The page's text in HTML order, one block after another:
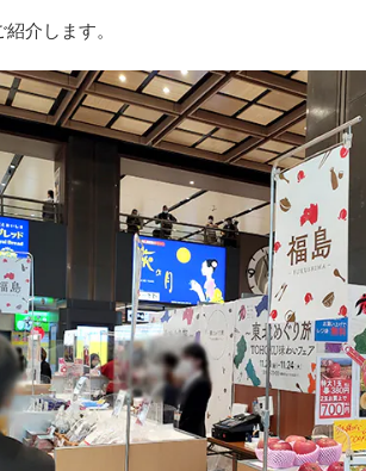
介します。